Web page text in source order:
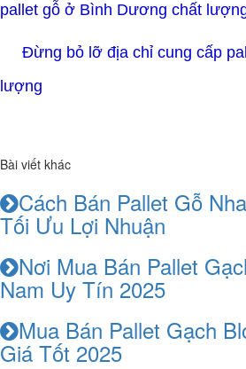
pallet gỗ ở Bình Dương chất
Đừng bỏ lỡ địa chỉ cung cấp
lượng
Bài viết khác
Cách Bán Pallet Gỗ
Tối Ưu Lợi Nhuận
Nơi Mua Bán Pallet
Nam Uy Tín 2025
Mua Bán Pallet Gạch
Giá Tốt 2025